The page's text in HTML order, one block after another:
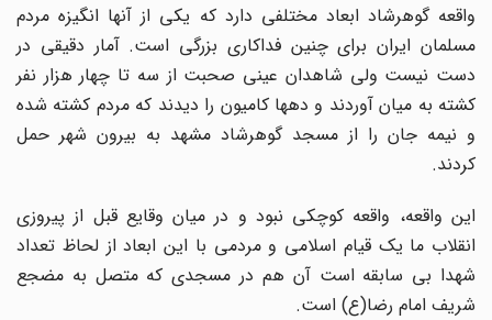
واقعه گوهرشاد ابعاد مختلفی دارد که یکی از آنها انگیزه مردم
مسلمان ایران برای چنین فداکاری بزرگی است. آمار دقیقی در
دست نیست ولی شاهدان عینی صحبت از سه تا چهار هزار نفر
کشته به میان آوردند و دهها کامیون را دیدند که مردم کشته شده
و نیمه جان را از مسجد گوهرشاد مشهد به بیرون شهر حمل
کردند.
این واقعه، واقعه کوچکی نبود و در میان وقایع قبل از پیروزی
انقلاب ما یک قیام اسلامی و مردمی با این ابعاد از لحاظ تعداد
شهدا بی سابقه است آن هم در مسجدی که متصل به مضجع
شریف امام رضا(ع) است.